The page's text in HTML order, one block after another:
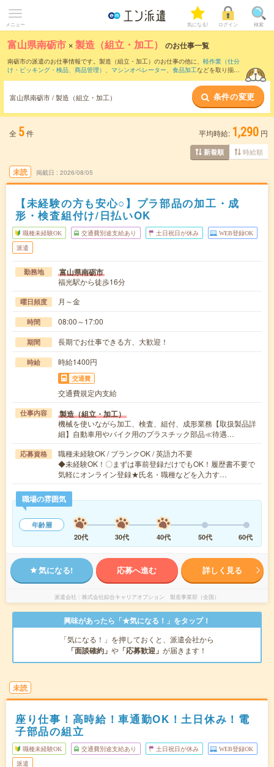
メニュー 気になる! ログイン 検索
富山県南砺市 ×製造（組立・加工） のお仕事一覧
南砺市の派遣のお仕事情報です。製造（組立・加工）のお仕事の他に、 軽作業（仕分
け・ピッキング・検品、商品管理） 、 マシンオペレーター、 食品加工などを取り揃え
製造（組立・加工）のお仕事とは？とは？
富山県南砺市 / 製造（組立・加工） 条件の変更
全 5件 平均時給: 1,290 円
新着順 時給順
未読 掲載日 2026/08/05
【未経験の方も安心○】プラ部品の加工・成
形・検査組付け/日払いOK
職種未経験OK 交通費別途支給あり 土日祝日が休み WEB登録OK
派遣
勤務地 富山県南砺市
福光駅から徒歩16分
曜日頻度 月～金
時間 08:00～17:00
期間 長期でお仕事できる方、大歓迎！
時給 時給1400円
交通費
交通費規定内支給
仕事内容 製造（組立・加工）
機械を使いながら加工、検査、組付、成形業務【取扱製品詳
細】自動車用やバイク用のプラスチック部品≪待遇…
応募資格
職種未経験OK / ブランクOK / 英語力不要
◆未経験OK！〇まずは事前登録だけでもOK！履歴書不要で
気軽にオンライン登録★氏名・職種などを入力す…
職場の雰囲気
年齢層
20代
30代 40代 50代 60代
気になる! 応募へ進む 詳しく見る
派遣会社 株式会社綜合キャリアオプション 製造事業部（全国）
興味があったら「★気になる！」をタップ！
「気になる！」を押しておくと、派遣会社から
「面談確約」 や 「応募歓迎」 が届きます！
未読
座り仕事！高時給！車通勤OK！土日休み！電
子部品の組立
職種未経験OK 交通費別途支給あり 土日祝日が休み WEB登録OK
派遣